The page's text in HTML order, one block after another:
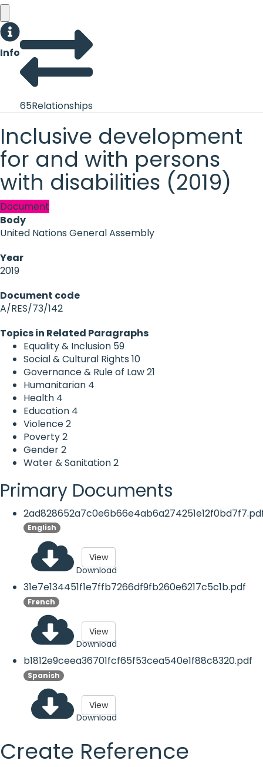
Info
65Relationships
Inclusive development
for and with persons
with disabilities (2019)
Document
Body
United Nations General Assembly
Year
2019
Document code
A/RES/73/142
Topics in Related Paragraphs
Equality & Inclusion 59
Social & Cultural Rights 10
Governance & Rule of Law21
Humanitarian 4
Health 4
Education 4
Violence2
Poverty2
Gender2
Water & Sanitation2
Primary Documents
English
Download
View
31e7e134451f1e7ffb7266df9fb260e6217c5c1b.pdf
French
Download
View
b1812e9ceea36701fcf65f53cea540e1f88c8320.pdf
Spanish
Download
View
Create Reference